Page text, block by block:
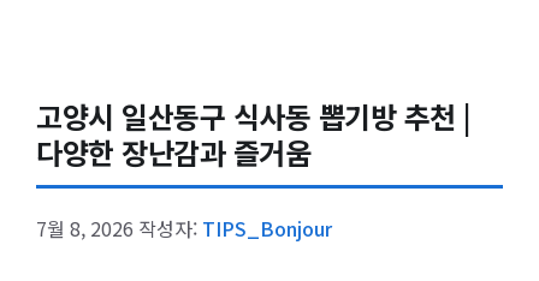
고양시 일산동구 식사동 뽑기방 추천 |
다양한 장난감과 즐거움
7월 8, 2026 작성자: TIPS_Bonjour